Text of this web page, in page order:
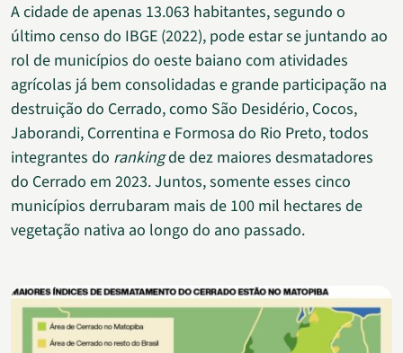
A cidade de apenas 13.063 habitantes, segundo o
último censo do IBGE (2022), pode estar se juntando ao
rol de municípios do oeste baiano com atividades
agrícolas já bem consolidadas e grande participação na
destruição do Cerrado, como São Desidério, Cocos,
Jaborandi, Correntina e Formosa do Rio Preto, todos
integrantes do rankingde dez maiores desmatadores
do Cerrado em 2023. Juntos, somente esses cinco
municípios derrubaram mais de 100 mil hectares de
vegetação nativa ao longo do ano passado.